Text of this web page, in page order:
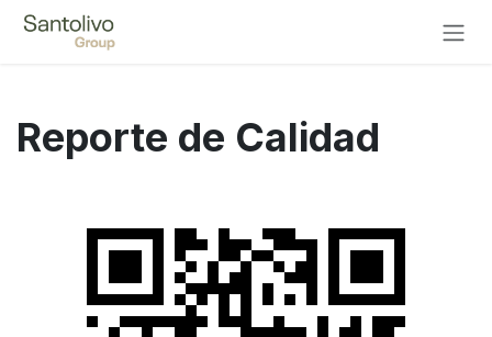
Ir al contenido
Reporte de Calidad